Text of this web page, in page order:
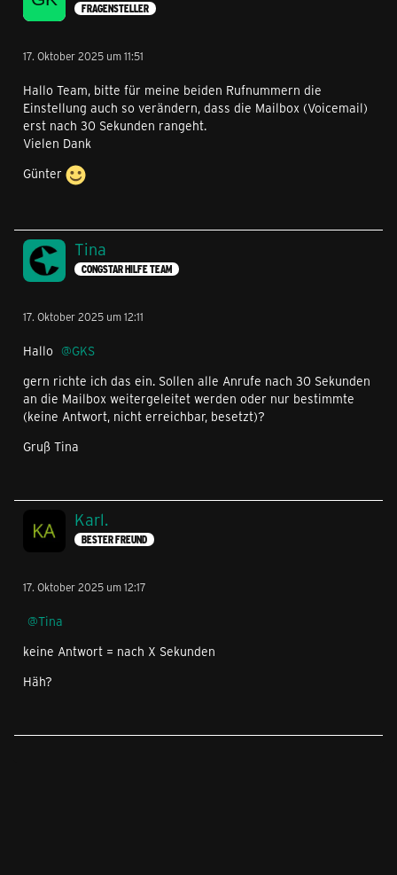
FRAGENSTELLER
17. Oktober 2025 um 11:51
Hallo Team, bitte für meine beiden Rufnummern die
Einstellung auch so verändern, dass die Mailbox (Voicemail)
erst nach 30 Sekunden rangeht.
Vielen Dank
Günter
Tina
CONGSTAR HILFE TEAM
17. Oktober 2025 um 12:11
Hallo
GKS
gern richte ich das ein. Sollen alle Anrufe nach 30 Sekunden
an die Mailbox weitergeleitet werden oder nur bestimmte
(keine Antwort, nicht erreichbar, besetzt)?
Gruß Tina
Karl.
BESTER FREUND
17. Oktober 2025 um 12:17
Tina
keine Antwort = nach X Sekunden
Häh?